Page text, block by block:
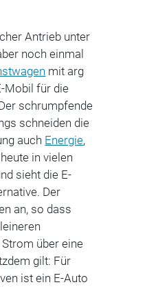
Antrieb unter
noch einmal
mit arg
Mobil für die
schrumpfende
schneiden die
auch Energie,
in vielen
sieht die E-
Der
an, so dass
über eine
gilt: Für
ist ein E-Auto